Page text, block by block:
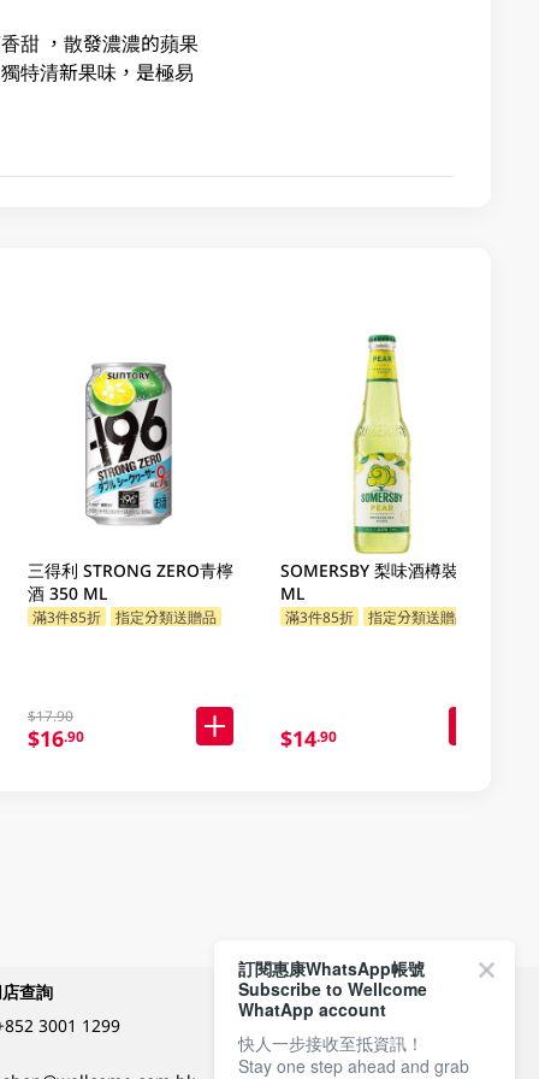
甜 ，散發濃濃的蘋果
特清新果味，是極易
三得利 STRONG ZERO青檸
酒 350 ML
滿3件85折 指定分類送贈品
$17.90
$16.90
SOMERSBY 梨味酒樽裝 330
ML
滿3件85折 指定分類送贈品
$14.90
查詢
3001 1299
付款方式
關注我們
訂閱惠康WhatsApp帳號
Subscribe to Wellcome
WhatApp account
快人一步接收至抵資訊！
Stay one step ahead and grab